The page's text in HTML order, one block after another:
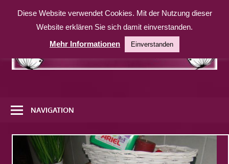
Inhalt
weitere
Website
NAVIGATION
Diese Website verwendet Cookies. Mit der Nutzung dieser
Website erklären Sie sich damit einverstanden.
Mehr Informationen
Einverstanden